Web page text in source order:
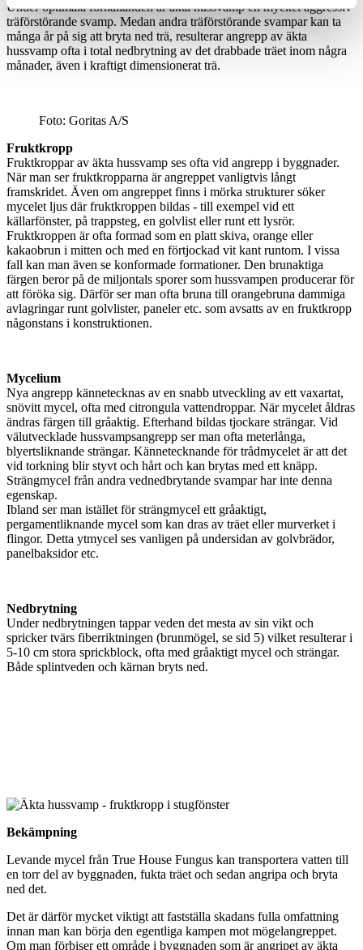
Under optimala förhållanden är äkta hussvamp en mycket aggressiv
träförstörande svamp. Medan andra träförstörande svampar kan ta
många år på sig att bryta ned trä, resulterar angrepp av äkta
hussvamp ofta i total nedbrytning av det drabbade träet inom några
månader, även i kraftigt dimensionerat trä.
Foto: Goritas A/S
Fruktkropp
Fruktkroppar av äkta hussvamp ses ofta vid angrepp i byggnader.
När man ser fruktkropparna är angreppet vanligtvis långt
framskridet. Även om angreppet finns i mörka strukturer söker
mycelet ljus där fruktkroppen bildas - till exempel vid ett
källarfönster, på trappsteg, en golvlist eller runt ett lysrör.
Fruktkroppen är ofta formad som en platt skiva, orange eller
kakaobrun i mitten och med en förtjockad vit kant runtom. I vissa
fall kan man även se konformade formationer. Den brunaktiga
färgen beror på de miljontals sporer som hussvampen producerar för
att föröka sig. Därför ser man ofta bruna till orangebruna dammiga
avlagringar runt golvlister, paneler etc. som avsatts av en fruktkropp
någonstans i konstruktionen.
Mycelium
Nya angrepp kännetecknas av en snabb utveckling av ett vaxartat,
snövitt mycel, ofta med citrongula vattendroppar. När mycelet åldras
ändras färgen till gråaktig. Efterhand bildas tjockare strängar. Vid
välutvecklade hussvampsangrepp ser man ofta meterlånga,
blyertsliknande strängar. Kännetecknande för trådmycelet är att det
vid torkning blir styvt och hårt och kan brytas med ett knäpp.
Strängmycel från andra vednedbrytande svampar har inte denna
egenskap.
Ibland ser man istället för strängmycel ett gråaktigt,
pergamentliknande mycel som kan dras av träet eller murverket i
flingor. Detta ytmycel ses vanligen på undersidan av golvbrädor,
panelbaksidor etc.
Nedbrytning
Under nedbrytningen tappar veden det mesta av sin vikt och
spricker tvärs fiberriktningen (brunmögel, se sid 5) vilket resulterar i
5-10 cm stora sprickblock, ofta med gråaktigt mycel och strängar.
Både splintveden och kärnan bryts ned.
Bekämpning
Levande mycel från True House Fungus kan transportera vatten till
en torr del av byggnaden, fukta träet och sedan angripa och bryta
ned det.
Det är därför mycket viktigt att fastställa skadans fulla omfattning
innan man kan börja den egentliga kampen mot mögelangreppet.
Om man förbiser ett område i byggnaden som är angripet av äkta